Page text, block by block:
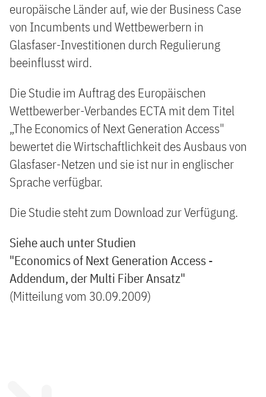
europäische Länder auf, wie der Business Case
von Incumbents und Wettbewerbern in
Glasfaser-Investitionen durch Regulierung
beeinflusst wird.
Die Studie im Auftrag des Europäischen
Wettbewerber-Verbandes ECTA mit dem Titel
„The Economics of Next Generation Access"
bewertet die Wirtschaftlichkeit des Ausbaus von
Glasfaser-Netzen und sie ist nur in englischer
Sprache verfügbar.
Die Studie steht zum Download zur Verfügung.
Siehe auch unter Studien
"Economics of Next Generation Access -
Addendum, der Multi Fiber Ansatz"
(Mitteilung vom 30.09.2009)